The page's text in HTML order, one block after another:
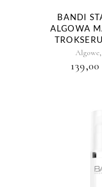
BANDI
ALGOWA
Algowe,
139,00